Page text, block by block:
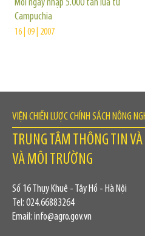
Mỗi ngày nhập 5.000 tấn lúa từ
Campuchia
16 | 09 | 2007
VIỆN CHIẾN LƯỢC CHÍNH SÁCH NÔNG
TRUNG TÂM THÔNG TIN
VÀ MÔI TRƯỜNG
Số 16 Thụy Khuê - Tây Hồ - Hà Nội
Tel: 024.66883264
Email: info@agro.gov.vn